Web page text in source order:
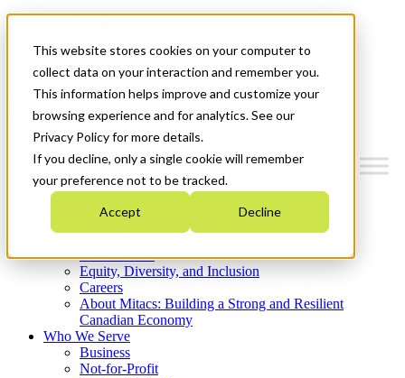
This website stores cookies on your computer to
collect data on your interaction and remember you.
This information helps improve and customize your
browsing experience and for analytics. See our
Privacy Policy for more details.
If you decline, only a single cookie will remember
your preference not to be tracked.
Accept Decline
News & Events
Get Started
Menu
Who We Are
Strategic Plan 2026-2030
What We Do
Equity, Diversity, and Inclusion
Careers
About Mitacs: Building a Strong and Resilient
Canadian Economy
Who We Serve
Business
Not-for-Profit